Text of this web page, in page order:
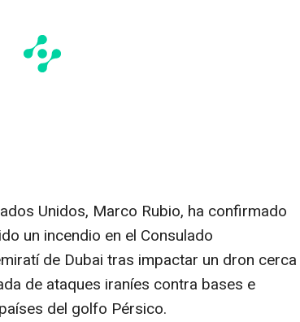
Unidos, Marco Rubio, ha confirmado
un incendio en el Consulado
de Dubai tras impactar un dron cerca
de ataques iraníes contra bases e
del golfo Pérsico.